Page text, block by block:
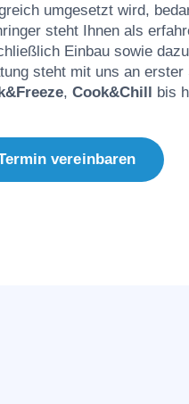
umgesetzt wird,
steht Ihnen als
Einbau sowie
steht mit uns an
, Cook&Chill bis
vereinbaren